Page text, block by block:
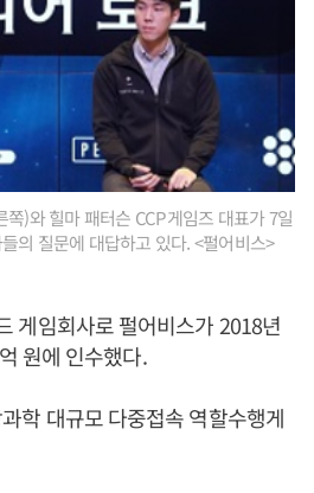
)와 힐마 패터슨 CCP게임즈 대표가 7일
의 질문에 대답하고 있다. <펄어비스>
게임회사로 펄어비스가 2018년
원에 인수했다.
학 대규모 다중접속 역할수행게